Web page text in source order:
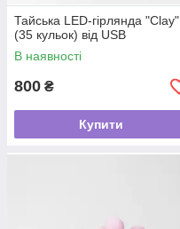
Тайська LED-гірлянда "Clay"
(35 кульок) від USB
В наявності
800 ₴
Купити